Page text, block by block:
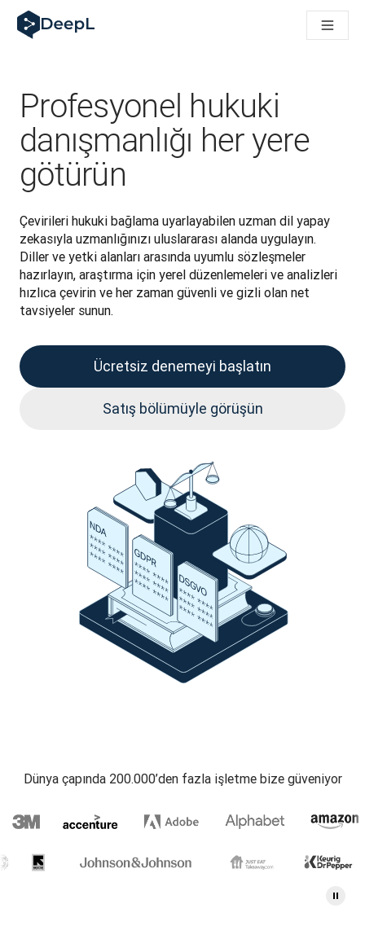
AI ajanları için DeepL
DeepL Translation Flow: Önemli kullanım senaryoları ve
Kurumsal Dil Yapay Zekasında Güvenin Şifresini Çözmek.
DeepL için Çeviri Kalite Değerlendirmesini Nasıl Geliştiriyoruz
Yüksek kaliteli metin çevirisinden gerçek zamanlı ses
Building an instantly accessible voice demo with DeepL
Profesyonel hukuki
danışmanlığı her yere
götürün
Çevirileri hukuki bağlama uyarlayabilen uzman dil yapay
zekasıyla uzmanlığınızı uluslararası alanda uygulayın.
Diller ve yetki alanları arasında uyumlu sözleşmeler
hazırlayın, araştırma için yerel düzenlemeleri ve analizleri
hızlıca çevirin ve her zaman güvenli ve gizli olan net
tavsiyeler sunun.
Ücretsiz denemeyi başlatın
Satış bölümüyle görüşün
Dünya çapında 200.000’den fazla işletme bize güveniyor